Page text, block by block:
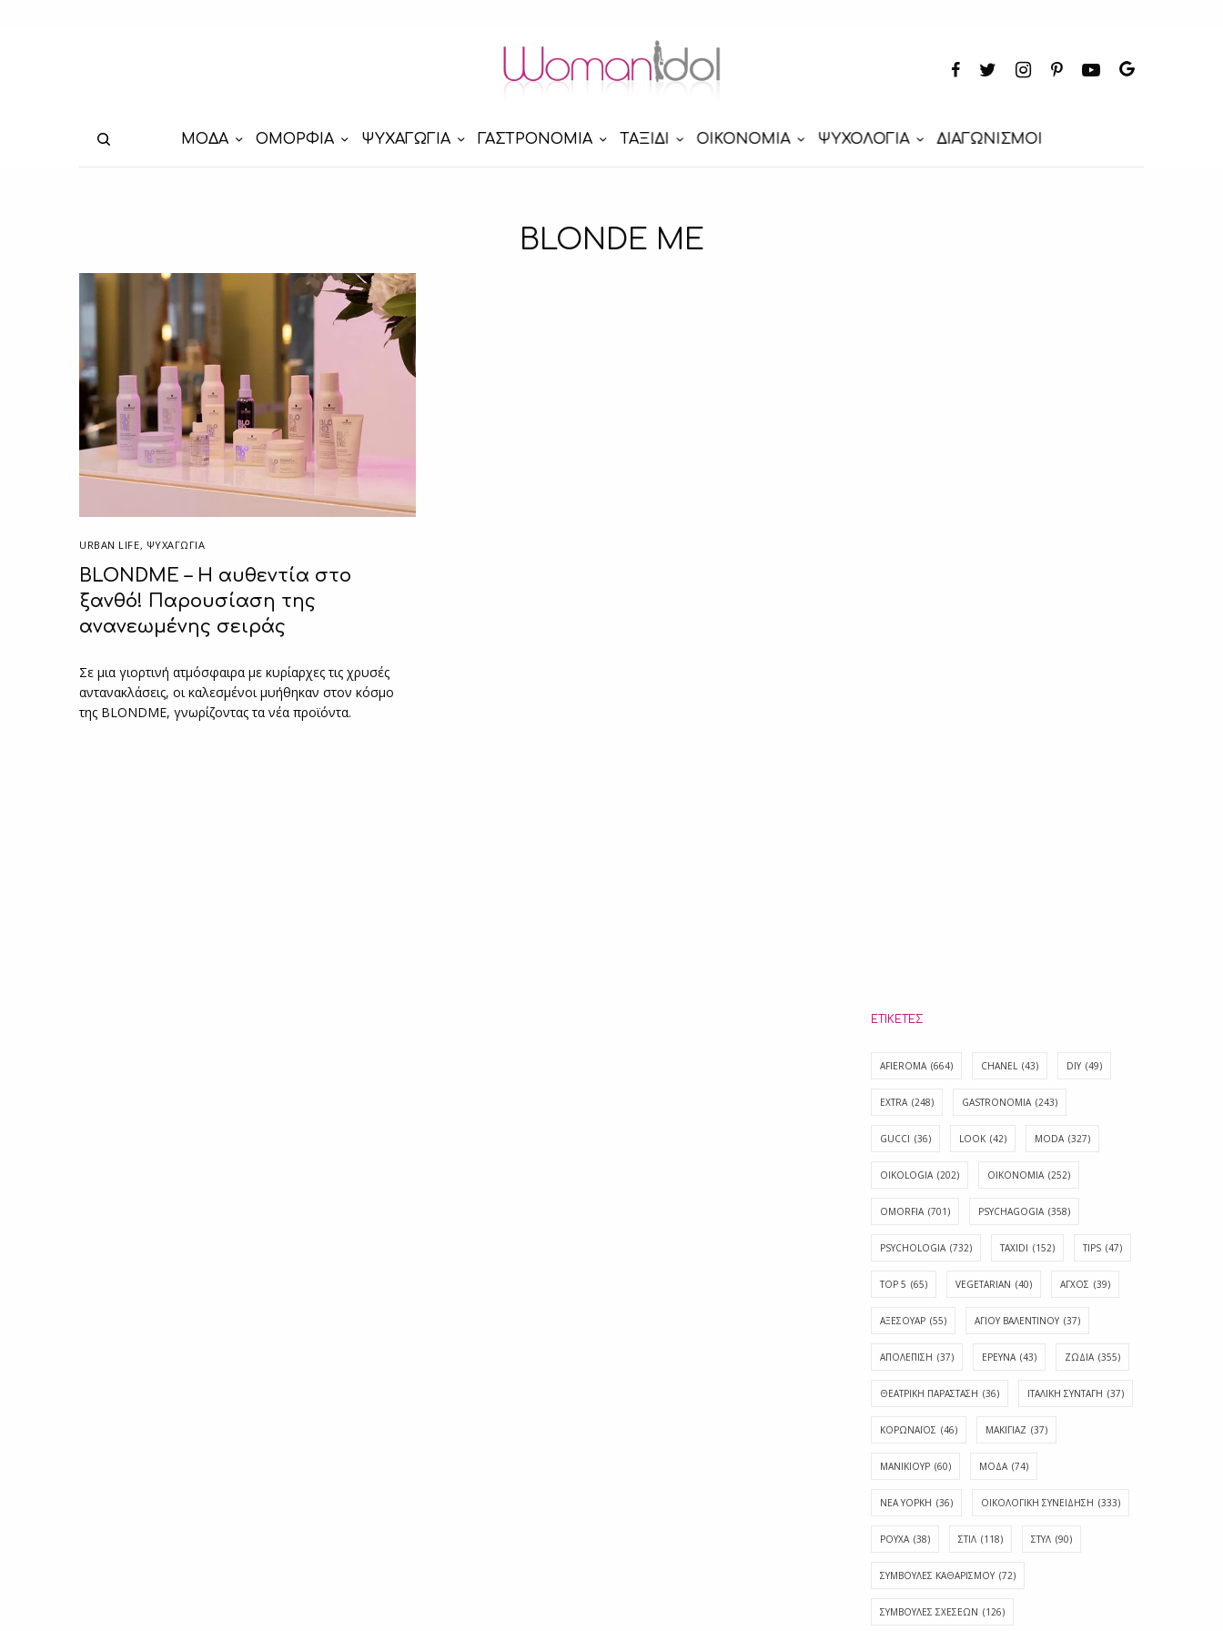
ΜΟΔΑ ΟΜΟΡΦΙΑ ΨΥΧΑΓΩΓΙΑ ΓΑΣΤΡΟΝΟΜΙΑ ΤΑΞΙΔΙ ΟΙΚΟΝΟΜΙΑ ΨΥΧΟΛΟΓΙΑ ΔΙΑΓΩΝΙΣΜΟΙ
BLONDE ME
URBAN LIFE, ΨΥΧΑΓΩΓΙΑ
BLONDME – Η αυθεντία στο
ξανθό! Παρουσίαση της
ανανεωμένης σειράς
Σε μια γιορτινή ατμόσφαιρα με κυρίαρχες τις χρυσές
αντανακλάσεις, οι καλεσμένοι μυήθηκαν στον κόσμο
της BLONDME, γνωρίζοντας τα νέα προϊόντα.
ΕΤΙΚΈΤΕΣ
AFIEROMA (664) CHANEL (43) DIY (49)
EXTRA (248) GASTRONOMIA (243)
GUCCI (36) LOOK (42) MODA (327)
OIKOLOGIA (202) OIKONOMIA (252)
OMORFIA (701) PSYCHAGOGIA (358)
PSYCHOLOGIA (732) TAXIDI (152) TIPS (47)
TOP 5 (65) VEGETARIAN (40) ΑΓΧΟΣ (39)
ΑΞΕΣΟΥΑΡ (55) ΑΓΊΟΥ ΒΑΛΕΝΤΊΝΟΥ (37)
ΑΠΟΛΈΠΙΣΗ (37) ΕΡΕΥΝΑ (43) ΖΩΔΙΑ (355)
ΘΕΑΤΡΙΚΗ ΠΑΡΑΣΤΑΣΗ (36) ΙΤΑΛΙΚΗ ΣΥΝΤΑΓΗ (37)
ΚΟΡΩΝΑΪΟΣ (46) ΜΑΚΙΓΙΑΖ (37)
ΜΑΝΙΚΙΟΥΡ (60) ΜΟΔΑ (74)
ΝΕΑ ΥΟΡΚΗ (36) ΟΙΚΟΛΟΓΙΚΗ ΣΥΝΕΙΔΗΣΗ (333)
ΡΟΥΧΑ (38) ΣΤΙΛ (118) ΣΤΥΛ (90)
ΣΥΜΒΟΥΛΕΣ ΚΑΘΑΡΙΣΜΟΥ (72)
ΣΥΜΒΟΥΛΕΣ ΣΧΕΣΕΩΝ (126)